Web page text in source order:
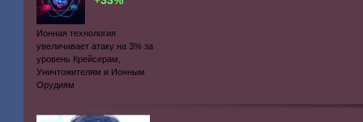
Ионная технология
увеличивает атаку на 3% за
уровень Крейсерам,
Уничтожителям и Ионным
Орудиям